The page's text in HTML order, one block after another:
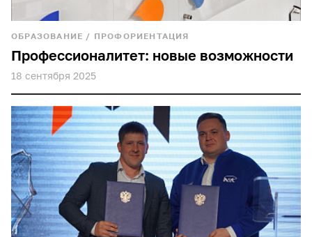
ОБРАЗОВАНИЕ / ПРОФОРИЕНТАЦИЯ
Профессионалитет: новые возможности
18 сентября 2025